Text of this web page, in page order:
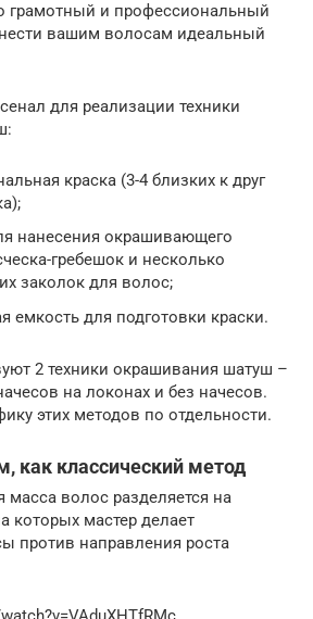
грамотный и профессиональный
вашим волосам идеальный
для реализации техники
краска (3-4 близких к друг
нанесения окрашивающего
гребешок и несколько
заколок для волос;
емкость для подготовки краски.
2 техники окрашивания шатуш –
на локонах и без начесов.
этих методов по отдельности.
как классический метод
масса волос разделяется на
которых мастер делает
против направления роста